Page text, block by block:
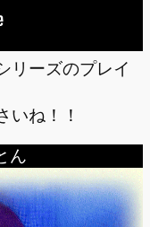
リーズのプレイ
いね！！
ん